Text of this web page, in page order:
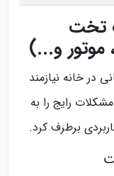
تخت
موتور و...)
خانه نیازمند
رایج را به‌
برطرف کرد.